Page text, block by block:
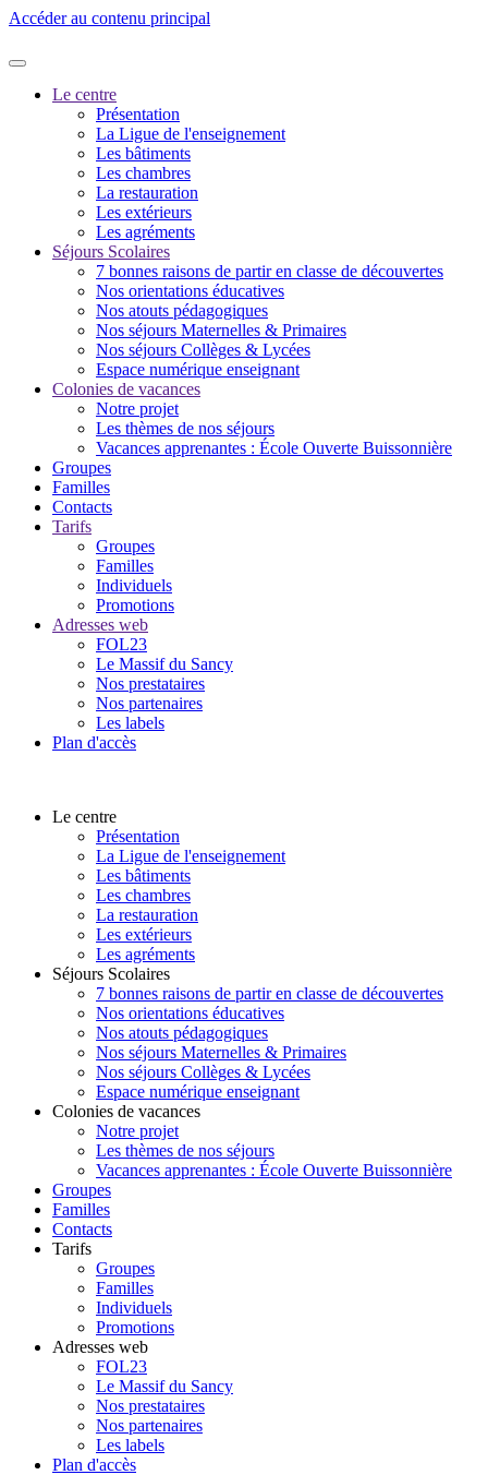
Accéder au contenu principal
Le centre
Présentation
La Ligue de l'enseignement
Les bâtiments
Les chambres
La restauration
Les extérieurs
Les agréments
Séjours Scolaires
7 bonnes raisons de partir en classe de découvertes
Nos orientations éducatives
Nos atouts pédagogiques
Nos séjours Maternelles & Primaires
Nos séjours Collèges & Lycées
Espace numérique enseignant
Colonies de vacances
Notre projet
Les thèmes de nos séjours
Vacances apprenantes : École Ouverte Buissonnière
Groupes
Familles
Contacts
Tarifs
Groupes
Familles
Individuels
Promotions
Adresses web
FOL23
Le Massif du Sancy
Nos prestataires
Nos partenaires
Les labels
Plan d'accès
Le centre
Présentation
La Ligue de l'enseignement
Les bâtiments
Les chambres
La restauration
Les extérieurs
Les agréments
Séjours Scolaires
7 bonnes raisons de partir en classe de découvertes
Nos orientations éducatives
Nos atouts pédagogiques
Nos séjours Maternelles & Primaires
Nos séjours Collèges & Lycées
Espace numérique enseignant
Colonies de vacances
Notre projet
Les thèmes de nos séjours
Vacances apprenantes : École Ouverte Buissonnière
Groupes
Familles
Contacts
Tarifs
Groupes
Familles
Individuels
Promotions
Adresses web
FOL23
Le Massif du Sancy
Nos prestataires
Nos partenaires
Les labels
Plan d'accès